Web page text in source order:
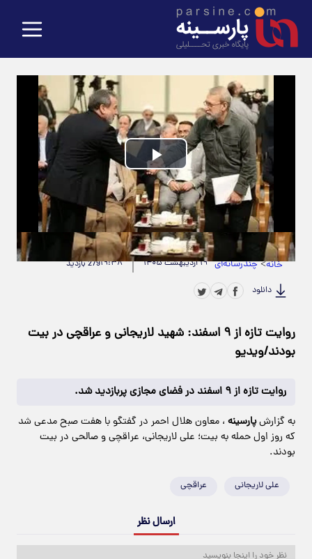
Play
Video
حجم ویدیو: 6.52M |مدت زمان ویدیو: 00:01:14
خانه>چندرسانه‌ای ۱۹ اردیبهشت ۱۴۰۵ ۱۹:۳۸279 بازدید
دانلود
روایت تازه از ۹ اسفند: شهید لاریجانی و عراقچی در بیت
بودند/ویدیو
روایت تازه از ۹ اسفند در فضای مجازی پربازدید شد.
به گزارشپارسینه ، معاون هلال احمر در گفتگو با هفت صبح مدعی شد
که روز اول حمله به بیت؛ علی لاریجانی، عراقچی و صالحی در بیت
بودند.
علی لاریجانی عراقچی
ارسال نظر